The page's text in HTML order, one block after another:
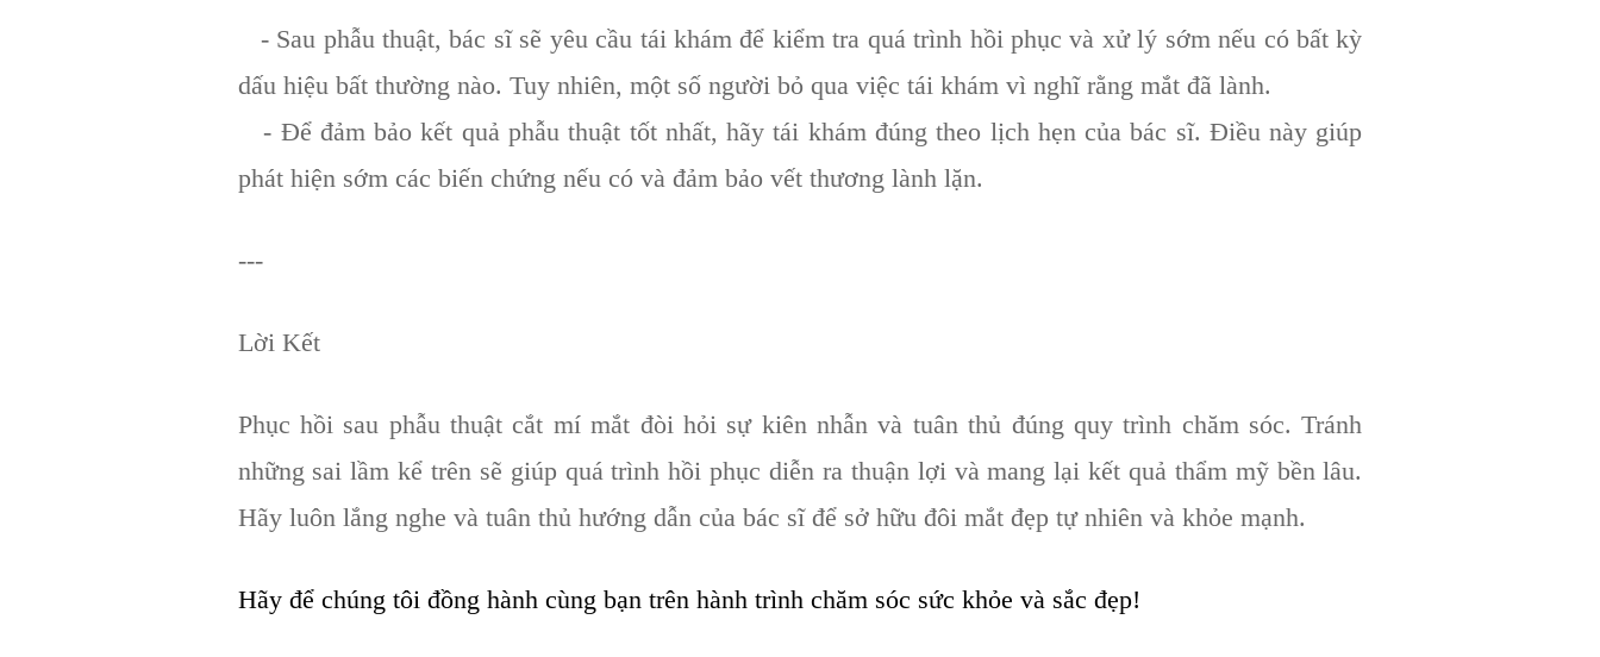
- Sau phẫu thuật, bác sĩ sẽ yêu cầu tái khám để kiểm tra quá trình hồi phục và xử lý sớm nếu có bất kỳ
dấu hiệu bất thường nào. Tuy nhiên, một số người bỏ qua việc tái khám vì nghĩ rằng mắt đã lành.
- Để đảm bảo kết quả phẫu thuật tốt nhất, hãy tái khám đúng theo lịch hẹn của bác sĩ. Điều này giúp
phát hiện sớm các biến chứng nếu có và đảm bảo vết thương lành lặn.
---
Lời Kết
Phục hồi sau phẫu thuật cắt mí mắt đòi hỏi sự kiên nhẫn và tuân thủ đúng quy trình chăm sóc. Tránh
những sai lầm kể trên sẽ giúp quá trình hồi phục diễn ra thuận lợi và mang lại kết quả thẩm mỹ bền lâu.
Hãy luôn lắng nghe và tuân thủ hướng dẫn của bác sĩ để sở hữu đôi mắt đẹp tự nhiên và khỏe mạnh.
Hãy để chúng tôi đồng hành cùng bạn trên hành trình chăm sóc sức khỏe và sắc đẹp!